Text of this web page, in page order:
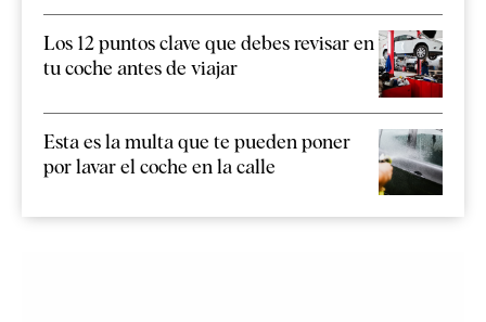
Los 12 puntos clave que debes revisar en
tu coche antes de viajar
Esta es la multa que te pueden poner
por lavar el coche en la calle